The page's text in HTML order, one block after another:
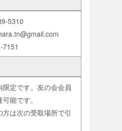
5310
限定です。友の会会員
能です。
方は次の受取場所で引